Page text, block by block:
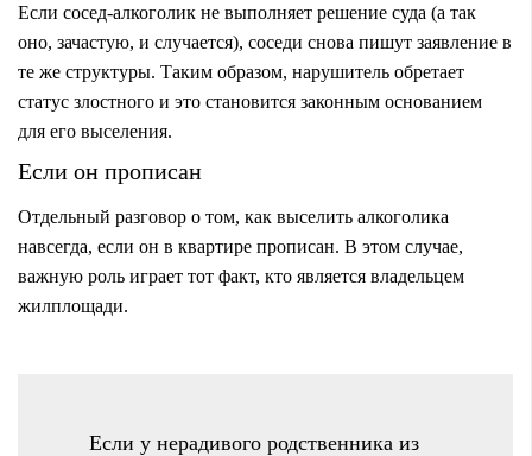
Если сосед-алкоголик не выполняет решение суда (а так
оно, зачастую, и случается), соседи снова пишут заявление в
те же структуры. Таким образом, нарушитель обретает
статус злостного и это становится законным основанием
для его выселения.
Если он прописан
Отдельный разговор о том, как выселить алкоголика
навсегда, если он в квартире прописан. В этом случае,
важную роль играет тот факт, кто является владельцем
жилплощади.
Если у нерадивого родственника из